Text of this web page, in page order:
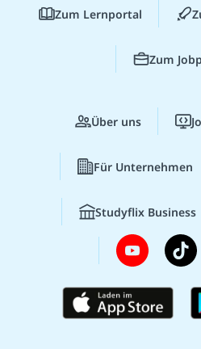
Zum Lernportal
Zum
Über uns
Für Unternehmen
Studyflix Business